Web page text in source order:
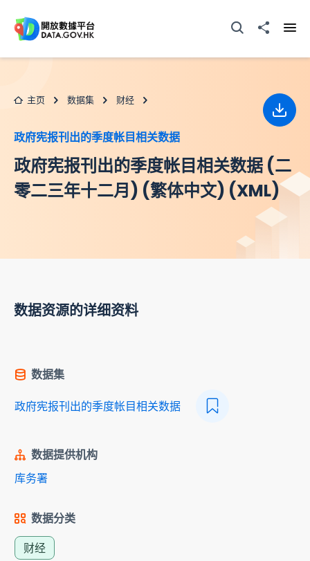
打开搜寻器分享至
主页 数据集 财经
政府宪报刊出的季度帐目相关数据
政府宪报刊出的季度帐目相关数据 (二
零二三年十二月) (繁体中文) (XML)
下载
数据资源的详细资料
数据集
政府宪报刊出的季度帐目相关数据
数据提供机构
库务署
数据分类
财经